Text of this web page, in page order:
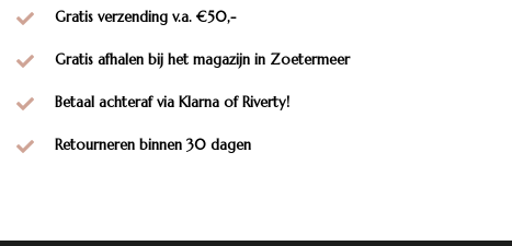
Gratis verzending v.a. €50,-
Gratis afhalen bij het magazijn in Zoetermeer
Betaal achteraf via Klarna of Riverty!
Retourneren binnen 30 dagen